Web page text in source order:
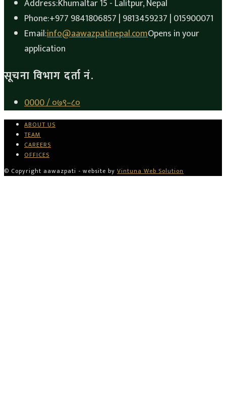
Address:Khumaltar 15 - Lalitpur, Nepal
Phone:+977 9841806857 | 9813459237 | 015900071
Email:info@aawazpatinepal.comOpens in your
application
सूचना विभाग दर्ता नं.
0000 / ०७९–८०
ABOUT US
TEAM
CAREERS
OFFICES
© Copyright aawazpati - website by Vintuna Web Solution